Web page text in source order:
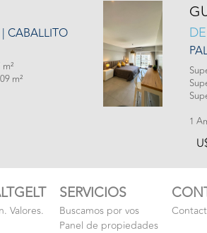
| CABALLITO
m²
1
Valores.
SERVICIOS
Buscamos por vos
Panel de propiedades